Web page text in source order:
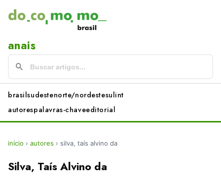
anais
brasilsudestenorte/nordestesulint
autorespalavras-chaveeditorial
início › autores › silva, taís alvino da
Silva, Taís Alvino da